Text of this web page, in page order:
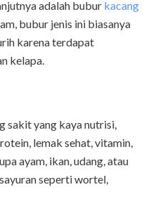
adalah bubur kacang
bubur jenis ini biasanya
karena terdapat
kelapa.
sakit yang kaya nutrisi,
lemak sehat, vitamin,
ayam, ikan, udang, atau
seperti wortel,